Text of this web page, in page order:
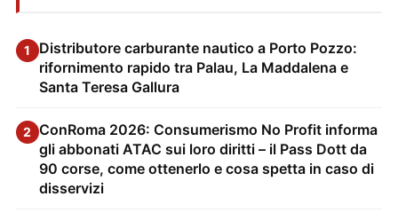
1
Distributore carburante nautico a Porto Pozzo:
rifornimento rapido tra Palau, La Maddalena e
Santa Teresa Gallura
2 ConRoma 2026: Consumerismo No Profit informa
gli abbonati ATAC sui loro diritti – il Pass Dott da
90 corse, come ottenerlo e cosa spetta in caso di
disservizi